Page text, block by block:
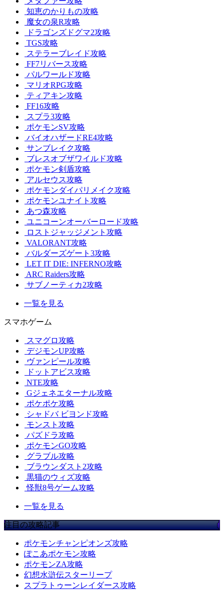
知恵のかりもの攻略
魔女の泉R攻略
ドラゴンズドグマ2攻略
TGS攻略
ステラーブレイド攻略
FF7リバース攻略
パルワールド攻略
マリオRPG攻略
ティアキン攻略
FF16攻略
スプラ3攻略
ポケモンSV攻略
バイオハザードRE4攻略
サンブレイク攻略
ブレスオブザワイルド攻略
ポケモン剣盾攻略
アルセウス攻略
ポケモンダイパリメイク攻略
ポケモンユナイト攻略
あつ森攻略
ユニコーンオーバーロード攻略
ロストジャッジメント攻略
VALORANT攻略
バルダーズゲート3攻略
LET IT DIE: INFERNO攻略
ARC Raiders攻略
サブノーティカ2攻略
一覧を見る
スマホゲーム
スマグロ攻略
デジモンUP攻略
ヴァンピール攻略
ドットアビス攻略
NTE攻略
Gジェネエターナル攻略
ポケポケ攻略
シャドバ ビヨンド攻略
モンスト攻略
パズドラ攻略
ポケモンGO攻略
グラブル攻略
ブラウンダスト2攻略
黒猫のウィズ攻略
怪獣8号ゲーム攻略
一覧を見る
注目の攻略記事
ポケモンチャンピオンズ攻略
ぽこあポケモン攻略
ポケモンZA攻略
幻想水滸伝スターリープ
スプラトゥーンレイダース攻略